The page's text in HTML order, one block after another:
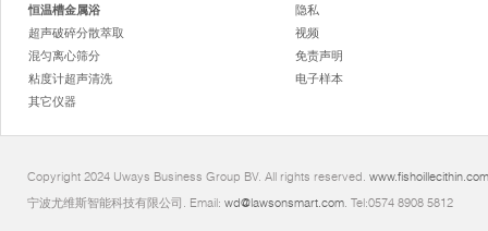
恒温槽金属浴
超声破碎分散萃取
混匀离心筛分
粘度计超声清洗
其它仪器
隐私
视频
免责声明
电子样本
Copyright 2024 Uways Business Group BV. All rights reserved. www.fishoillecithin.com
宁波尤维斯智能科技有限公司. Email: wd@lawsonsmart.com . Tel:0574 8908 5812